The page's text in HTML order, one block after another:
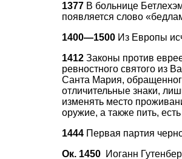
1377 В больнице
появляется слово
1400—1500 Из Европы
1412 Законы против
ревностного святого из
Санта Мария,
отличительные знаки,
изменять место
оружие, а также пить,
1444 Первая партия
Ок. 1450 Иоганн